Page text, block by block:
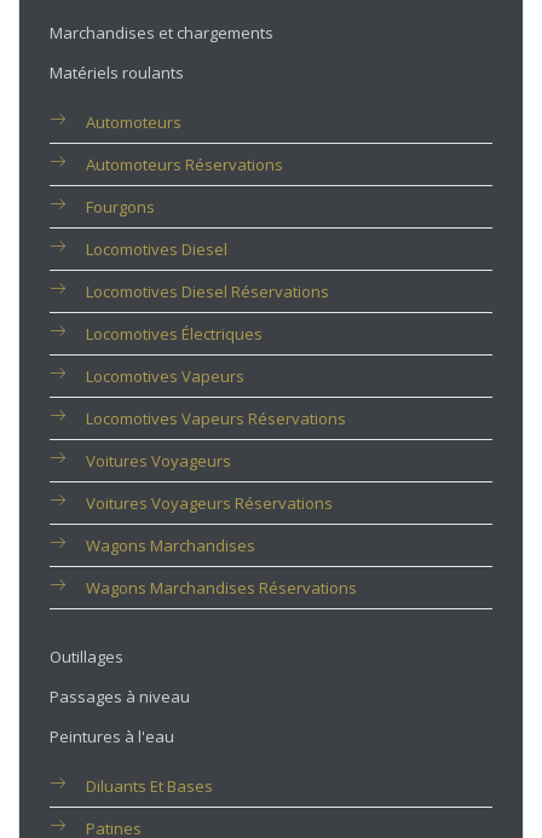
Marchandises et chargements
Matériels roulants
Automoteurs
Automoteurs Réservations
Fourgons
Locomotives Diesel
Locomotives Diesel Réservations
Locomotives Électriques
Locomotives Vapeurs
Locomotives Vapeurs Réservations
Voitures Voyageurs
Voitures Voyageurs Réservations
Wagons Marchandises
Wagons Marchandises Réservations
Outillages
Passages à niveau
Peintures à l'eau
Diluants Et Bases
Patines